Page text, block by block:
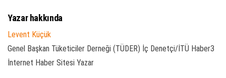
Yazar hakkında
Levent Küçük
Genel Başkan Tüketiciler Derneği (TÜDER) İç Denetçi/İTÜ Haber3
İnternet Haber Sitesi Yazar